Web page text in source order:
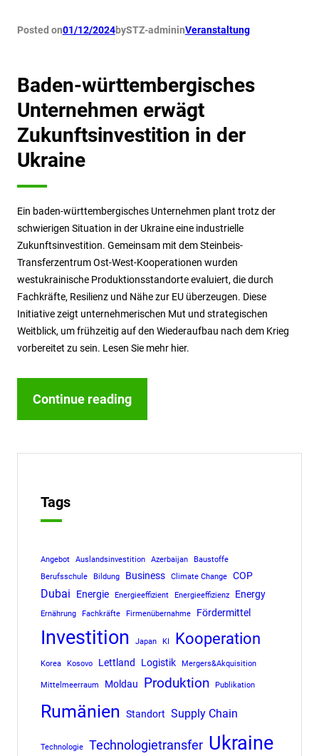
Posted on01/12/2024bySTZ-admininVeranstaltung
Baden-württembergisches
Unternehmen erwägt
Zukunftsinvestition in der
Ukraine
Ein baden-württembergisches Unternehmen plant trotz der
schwierigen Situation in der Ukraine eine industrielle
Zukunftsinvestition. Gemeinsam mit dem Steinbeis-
Transferzentrum Ost-West-Kooperationen wurden
westukrainische Produktionsstandorte evaluiert, die durch
Fachkräfte, Resilienz und Nähe zur EU überzeugen. Diese
Initiative zeigt unternehmerischen Mut und strategischen
Weitblick, um frühzeitig auf den Wiederaufbau nach dem Krieg
vorbereitet zu sein. Lesen Sie mehr hier.
Continue reading
Tags
Angebot Auslandsinvestition Azerbaijan
Baustoffe
Berufsschule
Bildung Business Climate Change COP
Dubai Energie Energieeffizient Energieeffizienz Energy
Ernährung Fachkräfte Firmenübernahme Fördermittel
Investition Japan KI Kooperation
Korea Kosovo Lettland Logistik Mergers&Akquisition
Mittelmeerraum Moldau Produktion Publikation
Rumänien Standort Supply Chain
Technologie Technologietransfer Ukraine